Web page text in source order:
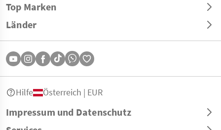
Top Marken
Länder
Impressum und Datenschutz
Hilfe Österreich | EUR